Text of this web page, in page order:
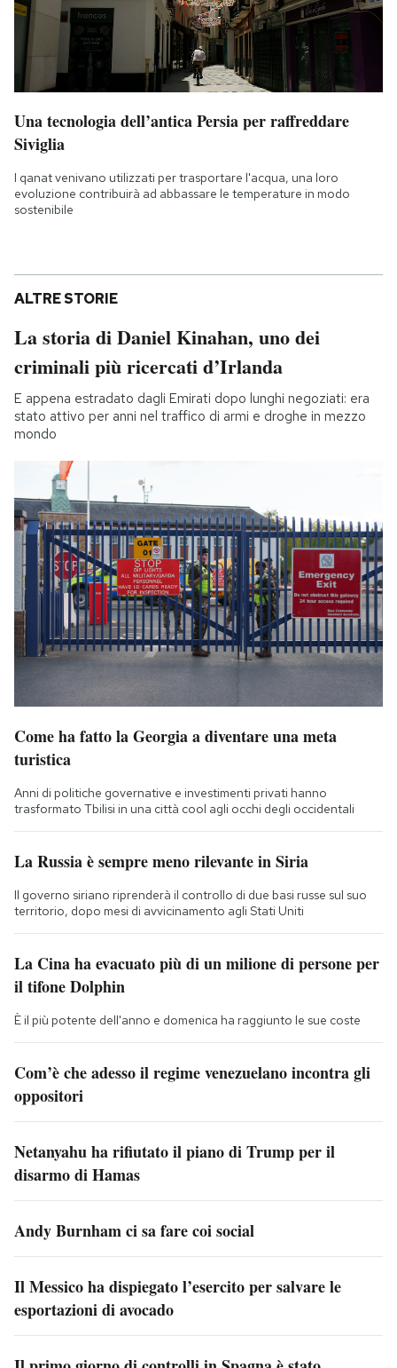
Una tecnologia dell’antica Persia per raffreddare
Siviglia
I qanat venivano utilizzati per trasportare l'acqua, una loro
evoluzione contribuirà ad abbassare le temperature in modo
sostenibile
ALTRE STORIE
La storia di Daniel Kinahan, uno dei
criminali più ricercati d’Irlanda
E appena estradato dagli Emirati dopo lunghi negoziati: era
stato attivo per anni nel traffico di armi e droghe in mezzo
mondo
Come ha fatto la Georgia a diventare una meta
turistica
Anni di politiche governative e investimenti privati hanno
trasformato Tbilisi in una città cool agli occhi degli occidentali
La Russia è sempre meno rilevante in Siria
Il governo siriano riprenderà il controllo di due basi russe sul suo
territorio, dopo mesi di avvicinamento agli Stati Uniti
La Cina ha evacuato più di un milione di persone per
il tifone Dolphin
È il più potente dell'anno e domenica ha raggiunto le sue coste
Com’è che adesso il regime venezuelano incontra gli
oppositori
Netanyahu ha rifiutato il piano di Trump per il
disarmo di Hamas
Andy Burnham ci sa fare coi social
Il Messico ha dispiegato l’esercito per salvare le
esportazioni di avocado